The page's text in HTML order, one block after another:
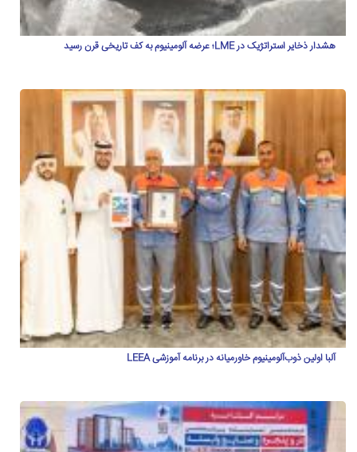
هشدار ذخایر استراتژیک در LME؛ عرضه آلومینیوم به کف تاریخی قرن رسید
آلبا اولین ذوب‌آلومینیوم خاورمیانه در برنامه آموزشی LEEA